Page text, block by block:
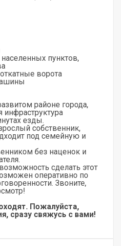
пунктов,
ворота
районе города,
инфраструктура
езды.
собственник,
под семейную и
без наценок и
сделать этот
оперативно по
Звоните,
Пожалуйста,
сразу свяжусь с вами!